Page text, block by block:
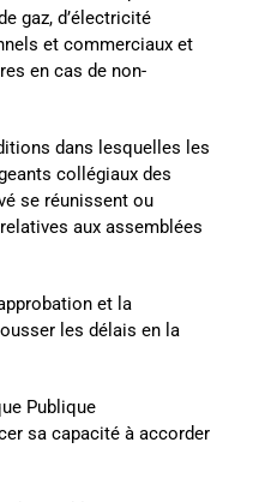
gaz, d’électricité
et commerciaux et
en cas de non-
dans lesquelles les
collégiaux des
se réunissent ou
aux assemblées
et la
les délais en la
Publique
sa capacité à accorder